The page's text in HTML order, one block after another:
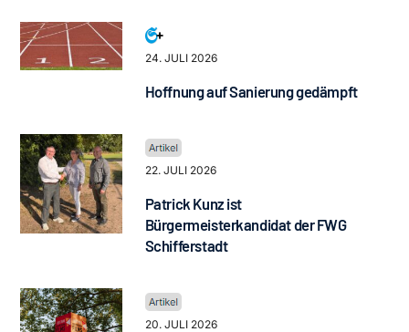
24. JULI 2026
Hoffnung auf Sanierung gedämpft
22. JULI 2026
Patrick Kunz ist
Bürgermeisterkandidat der FWG
Schifferstadt
20. JULI 2026